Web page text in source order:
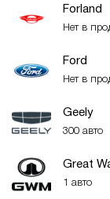
Forland
Нет в
Ford
Нет в
Geely
300 авто
Great
1 авто